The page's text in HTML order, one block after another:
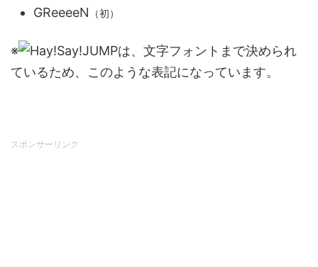
GReeeeN （初）
※
は、文字フォントまで決められ
ているため、このような表記になっています。
スポンサーリンク